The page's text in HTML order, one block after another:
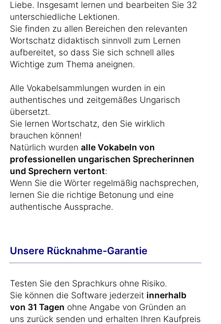
Liebe. Insgesamt lernen und bearbeiten Sie 32
unterschiedliche Lektionen.
Sie finden zu allen Bereichen den relevanten
Wortschatz didaktisch sinnvoll zum Lernen
aufbereitet, so dass Sie sich schnell alles
Wichtige zum Thema aneignen.
Alle Vokabelsammlungen wurden in ein
authentisches und zeitgemäßes Ungarisch
übersetzt.
Sie lernen Wortschatz, den Sie wirklich
brauchen können!
Natürlich wurden alle Vokabeln von
professionellen ungarischen Sprecherinnen
und Sprechern vertont:
Wenn Sie die Wörter regelmäßig nachsprechen,
lernen Sie die richtige Betonung und eine
authentische Aussprache.
Unsere Rücknahme-Garantie
Testen Sie den Sprachkurs ohne Risiko.
Sie können die Software jederzeit innerhalb
von 31 Tagen ohne Angabe von Gründen an
uns zurück senden und erhalten Ihren Kaufpreis